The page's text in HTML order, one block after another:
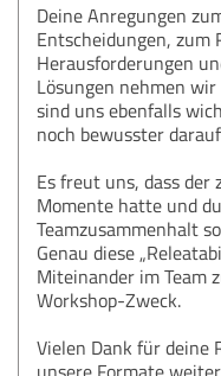
Deine Anregungen
Entscheidungen, zum
Herausforderungen
Lösungen nehmen
sind uns ebenfalls
noch bewusster
Es freut uns, dass
Momente hatte und
Teamzusammenhalt
Genau diese
Miteinander im Team
Workshop-Zweck.
Vielen Dank für deine